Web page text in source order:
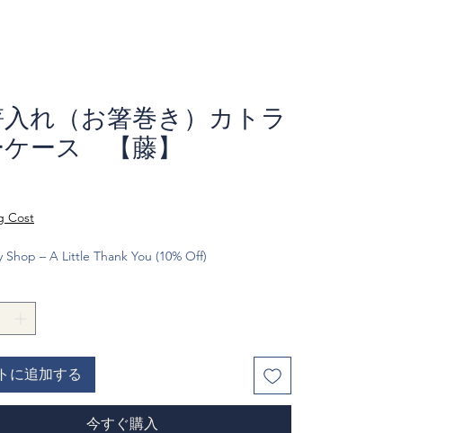
れ（お箸巻き）カトラ
ケース 【藤】
Cost
Shop – A Little Thank You (10% Off)
に追加する
今すぐ購入